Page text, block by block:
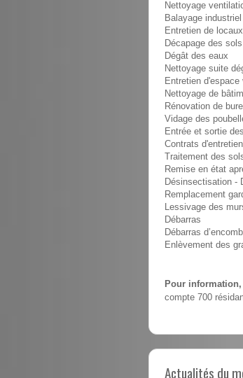
Nettoyage
Balayage industriel
Entretien de
Décapage des sols
Dégât des eaux
Nettoyage suite
Entretien d'espace
Nettoyage de
Rénovation de
Vidage des
Entrée et sortie
Contrats
Traitement des
Remise en état
Désinsectisation -
Remplacement
Lessivage des
Débarras
Débarras
Enlèvement des
Pour information,
compte 700
Actualités du